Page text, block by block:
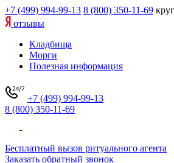
+7 (499) 994-99-13 8 (800) 350-11-69
отзывы
Кладбища
Морги
Полезная информация
+7 (499) 994-99-13
8 (800) 350-11-69
Бесплатный вызов ритуального агента
Заказать обратный звонок